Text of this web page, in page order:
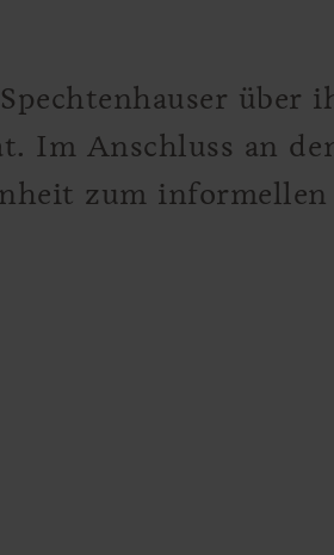
über
Im Anschluss an
zum informellen